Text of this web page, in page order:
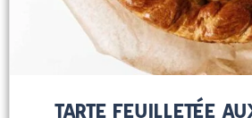
TARTE FEUILLETÉE